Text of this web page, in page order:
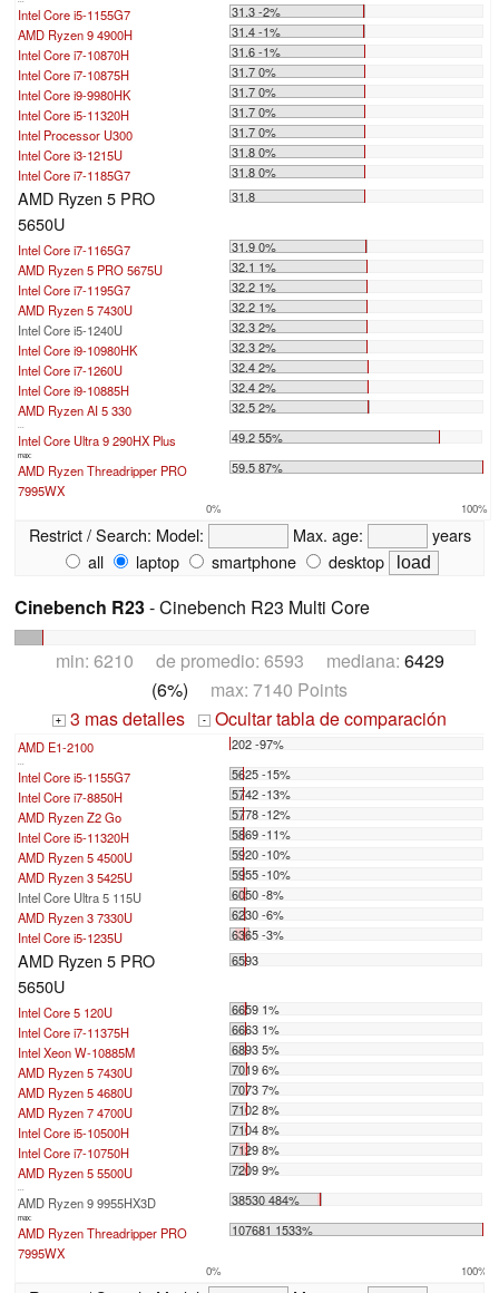
Intel Core i5-1155G7
31.3 -2%
AMD Ryzen 9 4900H
31.4 -1%
Intel Core i7-10870H
31.6 -1%
Intel Core i7-10875H
31.7 0%
Intel Core i9-9980HK
31.7 0%
Intel Core i5-11320H
31.7 0%
Intel Processor U300
31.7 0%
Intel Core i3-1215U
31.8 0%
Intel Core i7-1185G7
31.8 0%
AMD Ryzen 5 PRO
5650U
31.8
Intel Core i7-1165G7
31.9 0%
AMD Ryzen 5 PRO 5675U
32.1 1%
Intel Core i7-1195G7
32.2 1%
AMD Ryzen 5 7430U
32.2 1%
Intel Core i5-1240U
32.3 2%
Intel Core i9-10980HK
32.3 2%
Intel Core i7-1260U
32.4 2%
Intel Core i9-10885H
32.4 2%
AMD Ryzen AI 5 330
32.5 2%
Intel Core Ultra 9 290HX Plus 49.2 55%
max:
AMD Ryzen Threadripper PRO
7995WX
59.5 87%
0% 100%
Restrict / Search: Model: Max. age:
years
all
laptop smartphone desktop
Cinebench R23- Cinebench R23 Multi Core
min: 6210 de promedio: 6593 mediana: 6429
(6%) max: 7140 Points
+ 3 mas detalles - Ocultar tabla de comparación
AMD E1-2100 202 -97%
...
Intel Core i5-1155G7
5625 -15%
Intel Core i7-8850H
5742 -13%
AMD Ryzen Z2 Go
5778 -12%
Intel Core i5-11320H
5869 -11%
AMD Ryzen 5 4500U
5920 -10%
AMD Ryzen 3 5425U
5955 -10%
Intel Core Ultra 5 115U
6050 -8%
AMD Ryzen 3 7330U
6230 -6%
Intel Core i5-1235U
6365 -3%
AMD Ryzen 5 PRO
5650U
6593
Intel Core 5 120U
6659 1%
Intel Core i7-11375H
6663 1%
Intel Xeon W-10885M
6893 5%
AMD Ryzen 5 7430U
7019 6%
AMD Ryzen 5 4680U
7073 7%
AMD Ryzen 7 4700U
7102 8%
Intel Core i5-10500H
7104 8%
Intel Core i7-10750H
7129 8%
AMD Ryzen 5 5500U
7209 9%
...
AMD Ryzen 9 9955HX3D 38530 484%
max:
AMD Ryzen Threadripper PRO
7995WX
107681 1533%
0% 100%